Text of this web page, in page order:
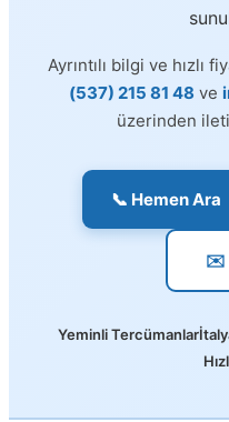
Ayrıntılı bilgi ve hızlı
(537) 215 81 48 ve
üzerinden
📞 Hemen Ara
✉️
Yeminli Tercümanlar